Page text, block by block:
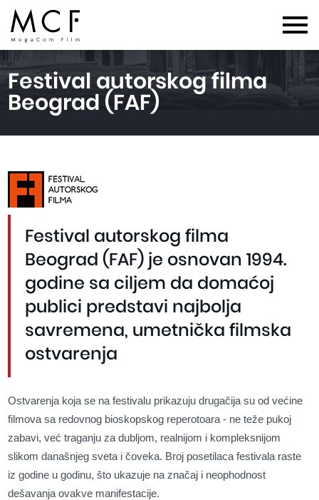
Festival autorskog filma
Beograd (FAF)
Festival autorskog filma
Beograd (FAF) je osnovan 1994.
godine sa ciljem da domaćoj
publici predstavi najbolja
savremena, umetnička filmska
ostvarenja
Ostvarenja koja se na festivalu prikazuju drugačija su od većine
filmova sa redovnog bioskopskog reperotoara - ne teže pukoj
zabavi, već traganju za dubljom, realnijom i kompleksnijom
slikom današnjeg sveta i čoveka. Broj posetilaca festivala raste
iz godine u godinu, što ukazuje na značaj i neophodnost
dešavanja ovakve manifestacije.